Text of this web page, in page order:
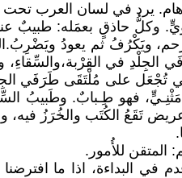
هام. يرد في لسان العرب
وكلُّ حاذقٍ بعمَله: طبيبٌ
ويَكْرُفُ ثم يعودُ
الجِلْدِ في
تُجْعَل على مُلْتَقَى طَرَفَي
فهو طِـبابٌ. وطَبيبُ
تَقَعُ الكُتَب والخُرَزُ
المتقن للأُمور.
البداءة، اذا ما